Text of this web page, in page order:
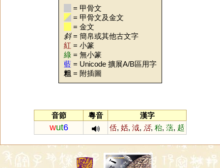
= 甲骨文
= 甲骨文及金文
= 金文
斜= 簡帛或其他古文字
紅 = 小篆
綠 = 無小篆
藍 = Unicode 擴展A/B區用字
粗 = 附插圖
音節 粵音 漢字
wut6 佸, 姡, 泧, 活, 秮, 萿, 趏